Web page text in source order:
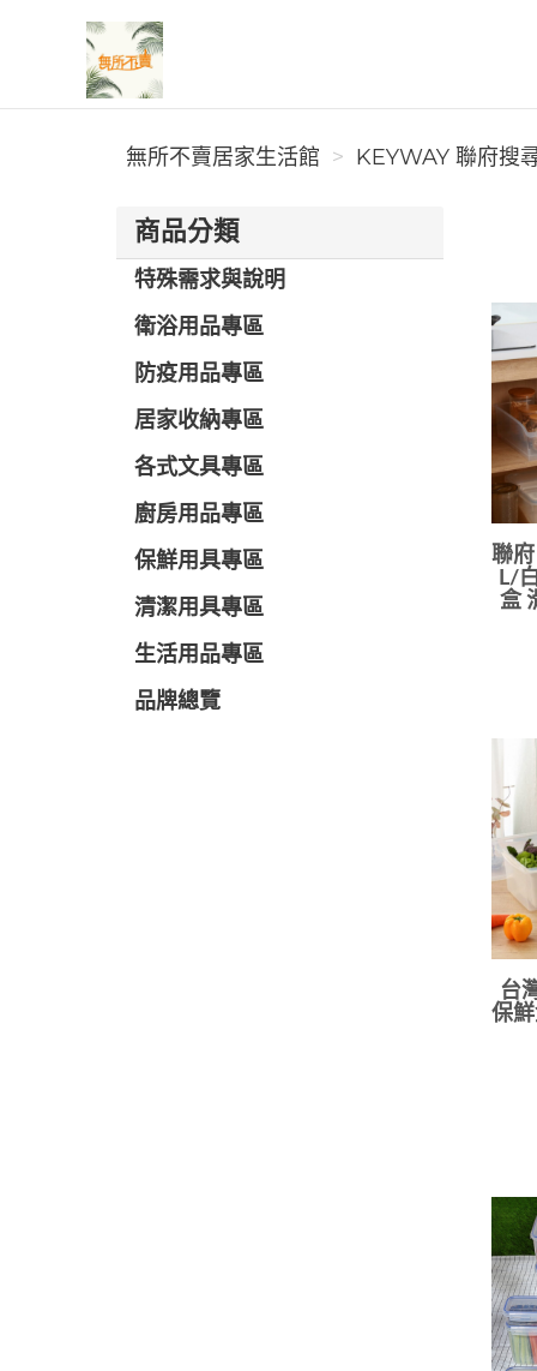
無所不賣居家生活館
無所不賣居家生活館
KEYWAY 聯府搜
商品分類
特殊需求與說明
衛浴用品專區
防疫用品專區
居家收納專區
各式文具專區
廚房用品專區
保鮮用具專區
清潔用具專區
生活用品專區
品牌總覽
聯
L/
盒
台
保